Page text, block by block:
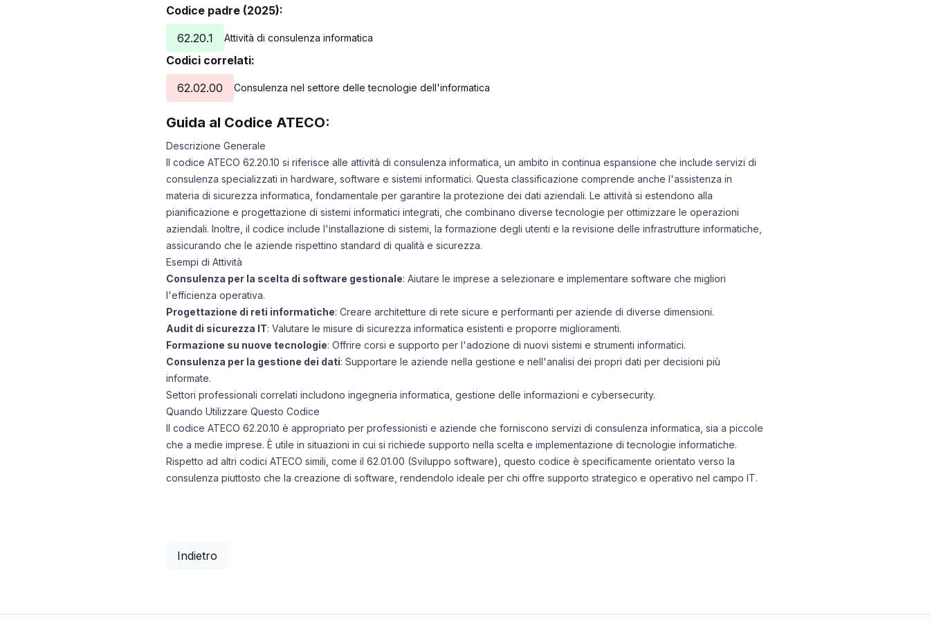
Codice padre (2025):
62.20.1
Attività di consulenza informatica
Codici correlati:
62.02.00
Consulenza nel settore delle tecnologie dell'informatica
Guida al Codice ATECO:
Descrizione Generale
Il codice ATECO 62.20.10 si riferisce alle attività di consulenza informatica, un ambito in continua espansione che include servizi di
consulenza specializzati in hardware, software e sistemi informatici. Questa classificazione comprende anche l'assistenza in
materia di sicurezza informatica, fondamentale per garantire la protezione dei dati aziendali. Le attività si estendono alla
pianificazione e progettazione di sistemi informatici integrati, che combinano diverse tecnologie per ottimizzare le operazioni
aziendali. Inoltre, il codice include l'installazione di sistemi, la formazione degli utenti e la revisione delle infrastrutture informatiche,
assicurando che le aziende rispettino standard di qualità e sicurezza.
Esempi di Attività
Consulenza per la scelta di software gestionale: Aiutare le imprese a selezionare e implementare software che migliori
l'efficienza operativa.
Progettazione di reti informatiche: Creare architetture di rete sicure e performanti per aziende di diverse dimensioni.
Audit di sicurezza IT: Valutare le misure di sicurezza informatica esistenti e proporre miglioramenti.
Formazione su nuove tecnologie: Offrire corsi e supporto per l'adozione di nuovi sistemi e strumenti informatici.
Consulenza per la gestione dei dati: Supportare le aziende nella gestione e nell'analisi dei propri dati per decisioni più
informate.
Settori professionali correlati includono ingegneria informatica, gestione delle informazioni e cybersecurity.
Quando Utilizzare Questo Codice
Il codice ATECO 62.20.10 è appropriato per professionisti e aziende che forniscono servizi di consulenza informatica, sia a piccole
che a medie imprese. È utile in situazioni in cui si richiede supporto nella scelta e implementazione di tecnologie informatiche.
Rispetto ad altri codici ATECO simili, come il 62.01.00 (Sviluppo software), questo codice è specificamente orientato verso la
consulenza piuttosto che la creazione di software, rendendolo ideale per chi offre supporto strategico e operativo nel campo IT.
Indietro